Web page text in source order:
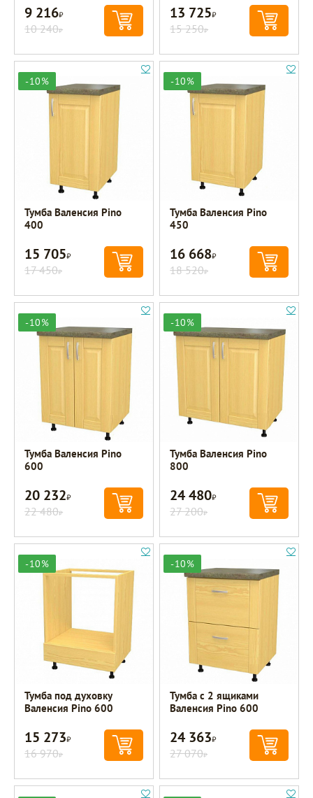
9 216Р
10 240Р
13 725Р
15 250Р
-10%
Тумба Валенсия Pino
400
15 705Р
17 450Р
-10%
Тумба Валенсия Pino
450
16 668Р
18 520Р
-10%
Тумба Валенсия Pino
600
20 232Р
22 480Р
-10%
Тумба Валенсия Pino
800
24 480Р
27 200Р
-10%
Тумба под духовку
Валенсия Pino 600
15 273Р
16 970Р
-10%
Тумба с 2 ящиками
Валенсия Pino 600
24 363Р
27 070Р